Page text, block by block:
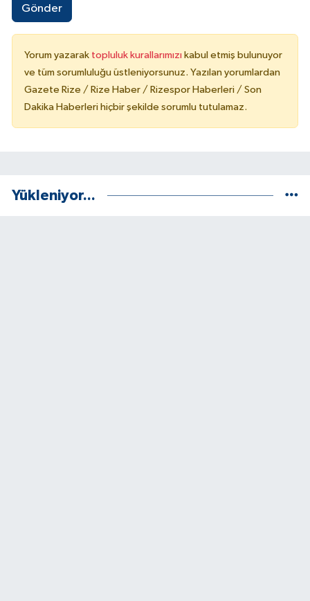
Gönder
Yorum yazarak topluluk kurallarımızı kabul etmiş bulunuyor
ve tüm sorumluluğu üstleniyorsunuz. Yazılan yorumlardan
Gazete Rize / Rize Haber / Rizespor Haberleri / Son
Dakika Haberleri hiçbir şekilde sorumlu tutulamaz.
Yükleniyor...